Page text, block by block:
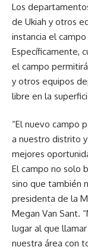
Los
de Ukiah y otros
instancia el
Específicamente,
el campo
y otros equipos
libre en la
“El nuevo campo
a nuestro distrito
mejores
El campo no solo
sino que también
presidenta de la
Megan Van Sant.
lugar al que
nuestra área con